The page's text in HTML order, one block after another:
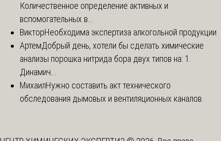
Количественное определение активных и
вспомогательных в...
ВикторНеобходима экспертиза алкогольной продукции
АртемДобрый день, хотели бы сделать химические
анализы порошка нитрида бора двух типов на: 1.
Динамич...
МихаилНужно составить акт технического
обследования дымовых и вентиляционных каналов.